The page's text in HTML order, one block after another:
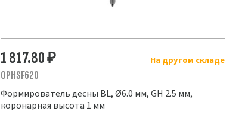
На другом складе
1 817.80₽
OPHSF620
Формирователь десны BL, Ø6.0 мм, GH 2.5 мм,
коронарная высота 1 мм